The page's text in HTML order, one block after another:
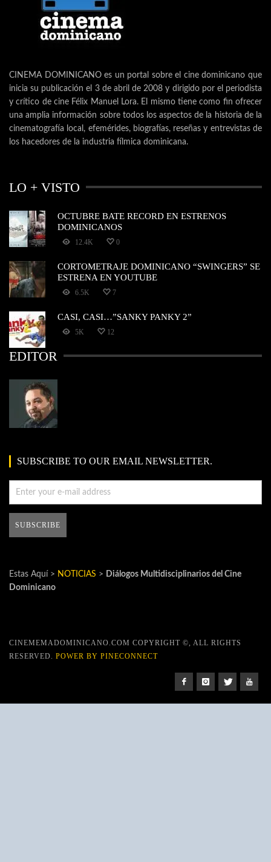
CINEMA DOMINICANO es un portal sobre el cine dominicano que
inicia su publicación el 3 de abril de 2008 y dirigido por el periodista
y crítico de cine Félix Manuel Lora. El mismo tiene como fin ofrecer
una amplia información sobre todos los aspectos de la historia de la
cinematografía local, efemérides, biografías, reseñas y entrevistas de
los hacedores de la industria fílmica dominicana.
LO + VISTO
OCTUBRE BATE RECORD EN ESTRENOS
DOMINICANOS
12.4K 0
CORTOMETRAJE DOMINICANO “SWINGERS” SE
ESTRENA EN YOUTUBE
6.5K 7
CASI, CASI…”SANKY PANKY 2”
5K 12
EDITOR
SUBSCRIBE TO OUR EMAIL NEWSLETTER.
Estas Aquí > NOTICIAS > Diálogos Multidisciplinarios del Cine
Dominicano
CINEMEMADOMINICANO.COM COPYRIGHT ©, ALL RIGHTS
RESERVED. POWER BY PINECONNECT